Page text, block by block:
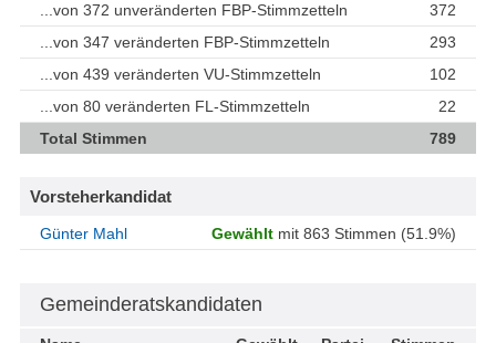
...von 372 unveränderten FBP-Stimmzetteln
372
...von 347 veränderten FBP-Stimmzetteln
293
...von 439 veränderten VU-Stimmzetteln
102
...von 80 veränderten FL-Stimmzetteln
22
Total Stimmen
789
Vorsteherkandidat
Günter Mahl Gewählt mit 863 Stimmen (51.9%)
Gemeinderatskandidaten